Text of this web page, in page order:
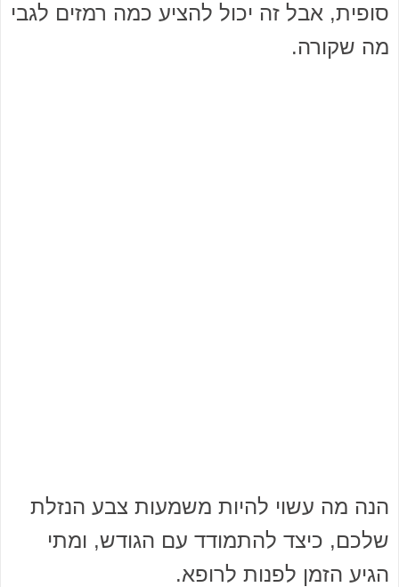
סופית, אבל זה יכול להציע כמה רמזים לגבי
מה שקורה.
הנה מה עשוי להיות משמעות צבע הנזלת
שלכם, כיצד להתמודד עם הגודש, ומתי
הגיע הזמן לפנות לרופא.